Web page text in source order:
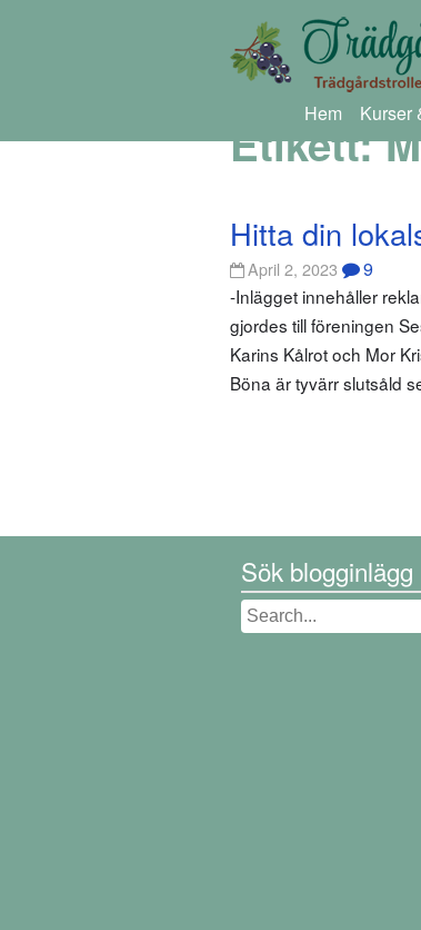
Hem Kurser
Etikett:
Hitta din
April 2, 2023 9
-Inlägget innehåller
gjordes till föreningen
Karins Kålrot och Mor
Böna är tyvärr slutsåld
Sök blogginlägg